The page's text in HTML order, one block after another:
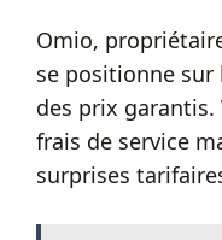
Omio,
se positionne sur
des prix garantis.
frais de service
surprises